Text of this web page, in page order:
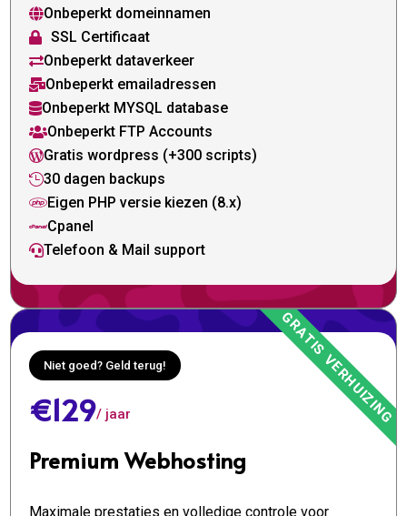
Onbeperkt domeinnamen
 SSL Certificaat
Onbeperkt dataverkeer
Onbeperkt emailadressen
Onbeperkt MYSQL database
Onbeperkt FTP Accounts
Gratis wordpress (+300 scripts)
30 dagen backups
Eigen PHP versie kiezen (8.x)
Cpanel
Telefoon & Mail support
Niet goed? Geld terug!
€129/ jaar
Premium Webhosting
Maximale prestaties en volledige controle voor